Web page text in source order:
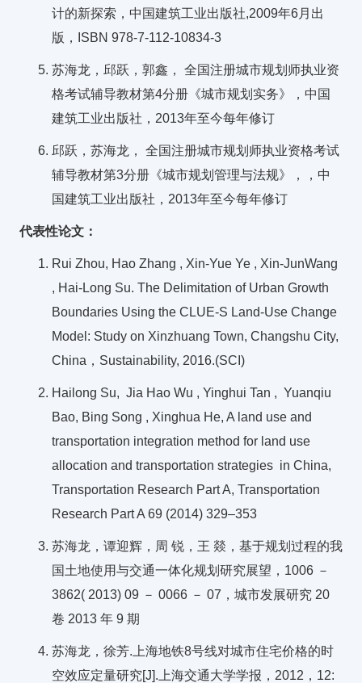
计的新探索，中国建筑工业出版社,2009年6月出
版，ISBN 978-7-112-10834-3
苏海龙，邱跃，郭鑫， 全国注册城市规划师执业资
格考试辅导教材第4分册《城市规划实务》，中国
建筑工业出版社，2013年至今每年修订
邱跃，苏海龙， 全国注册城市规划师执业资格考试
辅导教材第3分册《城市规划管理与法规》，，中
国建筑工业出版社，2013年至今每年修订
代表性论文：
Rui Zhou, Hao Zhang , Xin-Yue Ye , Xin-JunWang
, Hai-Long Su. The Delimitation of Urban Growth
Boundaries Using the CLUE-S Land-Use Change
Model: Study on Xinzhuang Town, Changshu City,
China，Sustainability, 2016.(SCI)
Hailong Su, Jia Hao Wu , Yinghui Tan , Yuanqiu
Bao, Bing Song , Xinghua He, A land use and
transportation integration method for land use
allocation and transportation strategies in China,
Transportation Research Part A, Transportation
Research Part A 69 (2014) 329–353
苏海龙，谭迎辉，周 锐，王 燚，基于规划过程的我
国土地使用与交通一体化规划研究展望，1006 －
3862( 2013) 09 － 0066 － 07，城市发展研究 20
卷 2013 年 9 期
苏海龙，徐芳.上海地铁8号线对城市住宅价格的时
空效应定量研究[J].上海交通大学学报，2012，12: